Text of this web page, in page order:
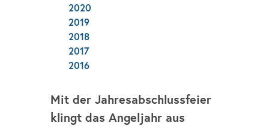
2020
2019
2018
2017
2016
Mit der Jahresabschlussfeier
klingt das Angeljahr aus